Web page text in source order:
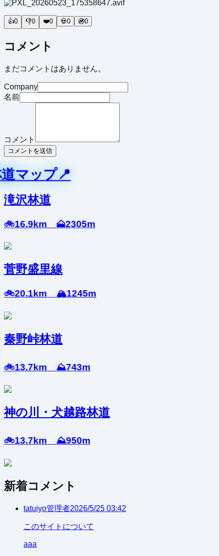
👍0 👎0 ❤️0 💀0 🚳0
コメント
まだコメントはありません。
Company
名前
コメント
コメントを送信
林道マップ📍
滝沢林道
🚲16.9km 🗻2305m
菅野盛里線
🚲20.1km 🏔️1245m
秦野峠林道
🚲13.7km ⛰️743m
神の川・犬越路林道
🚲13.7km ⛰️950m
新着コメント
tatuiyo管理者2026/5/25 03:42
このサイトについて
aaa